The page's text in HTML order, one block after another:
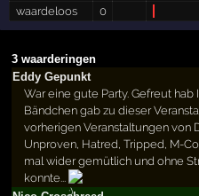
waardeloos
0
3 waarderingen
Eddy Gepunkt
War eine gute Party. Gefreut hab
Bändchen gab zu dieser
vorherigen Veranstaltungen von
Unproven, Hatred, Tripped, M-
mal wider gemütlich und ohne
konnte...